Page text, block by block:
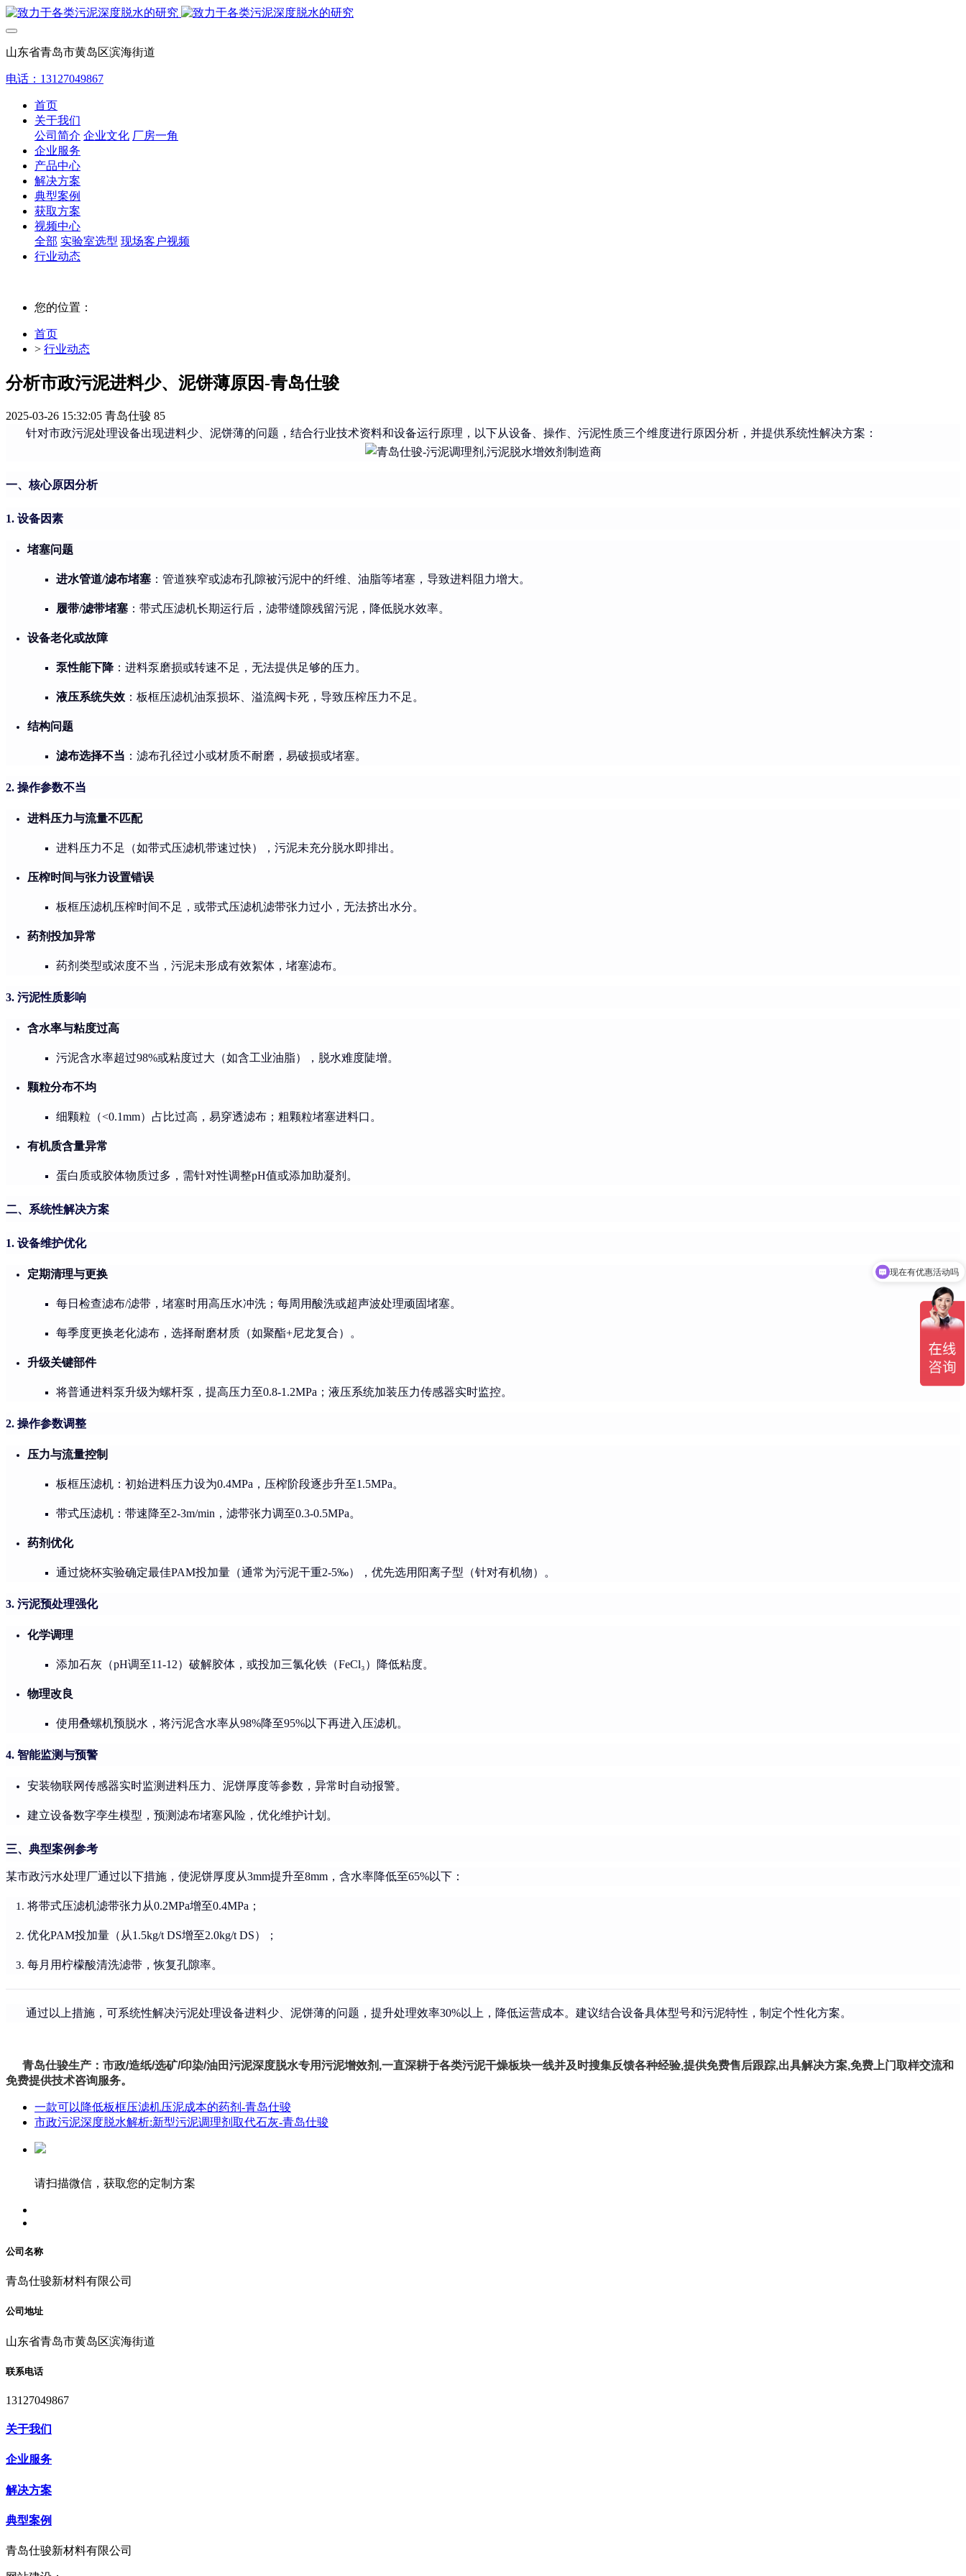
山东省青岛市黄岛区滨海街道
电话：13127049867
首页
关于我们
公司简介 企业文化 厂房一角
企业服务
产品中心
解决方案
典型案例
获取方案
视频中心
全部 实验室选型 现场客户视频
行业动态
您的位置：
首页
> 行业动态
分析市政污泥进料少、泥饼薄原因-青岛仕骏
2025-03-26 15:32:05 青岛仕骏 85
针对市政污泥处理设备出现进料少、泥饼薄的问题，结合行业技术资料和设备运行原理，以下从设备、操作、污泥性质三个维度进行原因分析，并提供系统性解决方案：
一、核心原因分析
1. 设备因素
堵塞问题
进水管道/滤布堵塞 ：管道狭窄或滤布孔隙被污泥中的纤维、油脂等堵塞，导致进料阻力增大。
履带/滤带堵塞 ：带式压滤机长期运行后，滤带缝隙残留污泥，降低脱水效率。
设备老化或故障
泵性能下降：进料泵磨损或转速不足，无法提供足够的压力。
液压系统失效 ：板框压滤机油泵损坏、溢流阀卡死，导致压榨压力不足。
结构问题
滤布选择不当 ：滤布孔径过小或材质不耐磨，易破损或堵塞。
2. 操作参数不当
进料压力与流量不匹配
进料压力不足（如带式压滤机带速过快），污泥未充分脱水即排出。
压榨时间与张力设置错误
板框压滤机压榨时间不足，或带式压滤机滤带张力过小，无法挤出水分。
药剂投加异常
药剂类型或浓度不当，污泥未形成有效絮体，堵塞滤布。
3. 污泥性质影响
含水率与粘度过高
污泥含水率超过98%或粘度过大（如含工业油脂），脱水难度陡增。
颗粒分布不均
细颗粒（<0.1mm）占比过高，易穿透滤布；粗颗粒堵塞进料口。
有机质含量异常
蛋白质或胶体物质过多，需针对性调整pH值或添加助凝剂。
二、系统性解决方案
1. 设备维护优化
定期清理与更换
每日检查滤布/滤带，堵塞时用高压水冲洗；每周用酸洗或超声波处理顽固堵塞。
每季度更换老化滤布，选择耐磨材质（如聚酯+尼龙复合）。
升级关键部件
将普通进料泵升级为螺杆泵，提高压力至0.8-1.2MPa；液压系统加装压力传感器实时监控。
2. 操作参数调整
压力与流量控制
板框压滤机：初始进料压力设为0.4MPa，压榨阶段逐步升至1.5MPa。
带式压滤机：带速降至2-3m/min，滤带张力调至0.3-0.5MPa。
药剂优化
通过烧杯实验确定最佳PAM投加量（通常为污泥干重2-5‰），优先选用阳离子型（针对有机物）。
3. 污泥预处理强化
化学调理
添加石灰（pH调至11-12）破解胶体，或投加三氯化铁（FeCl₃）降低粘度。
物理改良
使用叠螺机预脱水，将污泥含水率从98%降至95%以下再进入压滤机。
4. 智能监测与预警
安装物联网传感器实时监测进料压力、泥饼厚度等参数，异常时自动报警。
建立设备数字孪生模型，预测滤布堵塞风险，优化维护计划。
三、典型案例参考
某市政污水处理厂通过以下措施，使泥饼厚度从3mm提升至8mm，含水率降低至65%以下：
将带式压滤机滤带张力从0.2MPa增至0.4MPa；
优化PAM投加量（从1.5kg/t DS增至2.0kg/t DS）；
每月用柠檬酸清洗滤带，恢复孔隙率。
通过以上措施，可系统性解决污泥处理设备进料少、泥饼薄的问题，提升处理效率30%以上，降低运营成本。建议结合设备具体型号和污泥特性，制定个性化方案。
青岛仕骏生产：市政/造纸/选矿/印染/油田污泥深度脱水专用污泥增效剂,一直深耕于各类污泥干燥板块一线并及时搜集反馈各种经验,提供免费售后跟踪,出具解决方案,免费上门取样交流和
免费提供技术咨询服务。
一款可以降低板框压滤机压泥成本的药剂-青岛仕骏
市政污泥深度脱水解析:新型污泥调理剂取代石灰-青岛仕骏
请扫描微信，获取您的定制方案
公司名称
青岛仕骏新材料有限公司
公司地址
山东省青岛市黄岛区滨海街道
联系电话
13127049867
关于我们
企业服务
解决方案
典型案例
青岛仕骏新材料有限公司
可以介绍下你们的产品么
现在有优惠活动吗